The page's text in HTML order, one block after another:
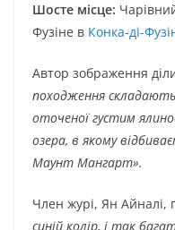
Шосте місце:
Фузіне в Конка-ді-
Автор зображення
походження
оточеної густим
озера, в якому
Маунт Мангарт».
Член журі, Ян Айналі,
синій колір, і так